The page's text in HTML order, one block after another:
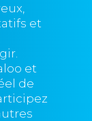
et
et
de